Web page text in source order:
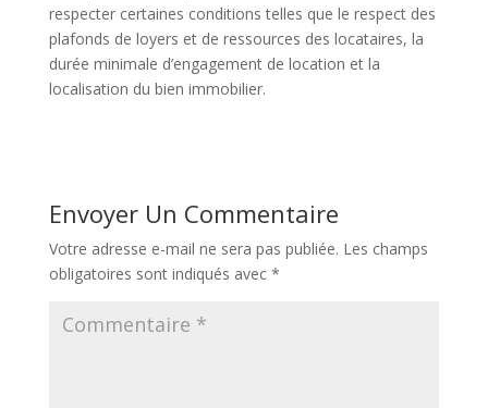
respecter certaines conditions telles que le respect des
plafonds de loyers et de ressources des locataires, la
durée minimale d’engagement de location et la
localisation du bien immobilier.
Envoyer Un Commentaire
Votre adresse e-mail ne sera pas publiée. Les champs
obligatoires sont indiqués avec *